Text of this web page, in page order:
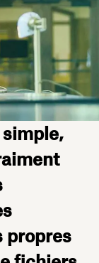
propres